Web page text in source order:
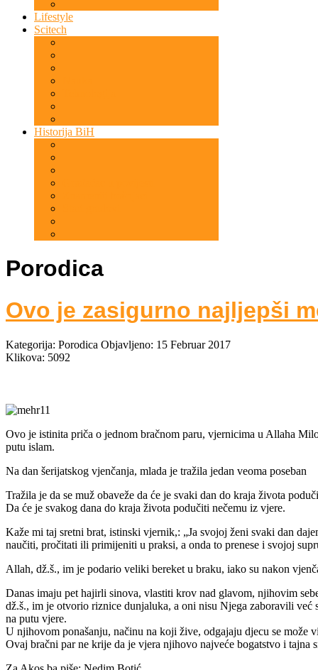
Lifestyle
Scitech
Historija BiH
Porodica
Ovo je zasigurno najljepši
Kategorija: Porodica Objavljeno: 15 Februar 2017
Klikova: 5092
Ovo je istinita priča o jednom bračnom paru, vjernicima u Allaha
putu islam.
Na dan šerijatskog vjenčanja, mlada je tražila jedan veoma poseban
Tražila je da se muž obaveže da će je svaki dan do kraja života
Da će je svakog dana do kraja života podučiti nečemu iz vjere.
Kaže mi taj sretni brat, istinski vjernik,: „Ja svojoj ženi svaki dan
naučiti, pročitati ili primijeniti u praksi, a onda to prenese i svojoj
Allah, dž.š., im je podario veliki bereket u braku, iako su nakon
Danas imaju pet hajirli sinova, vlastiti krov nad glavom, njihovim
dž.š., im je otvorio riznice dunjaluka, a oni nisu Njega zaboravili
na putu vjere.
U njihovom ponašanju, načinu na koji žive, odgajaju djecu se može
Ovaj bračni par ne krije da je vjera njihovo najveće bogatstvo i tajna